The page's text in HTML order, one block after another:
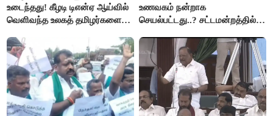
உடைந்தது! கீழடி டிஎன்ஏ ஆய்வில்
வெளிவந்த உலகத் தமிழர்களை
உணவகம் நன்றாக
செயல்பட்டது..? சட்டமன்றத்தில்